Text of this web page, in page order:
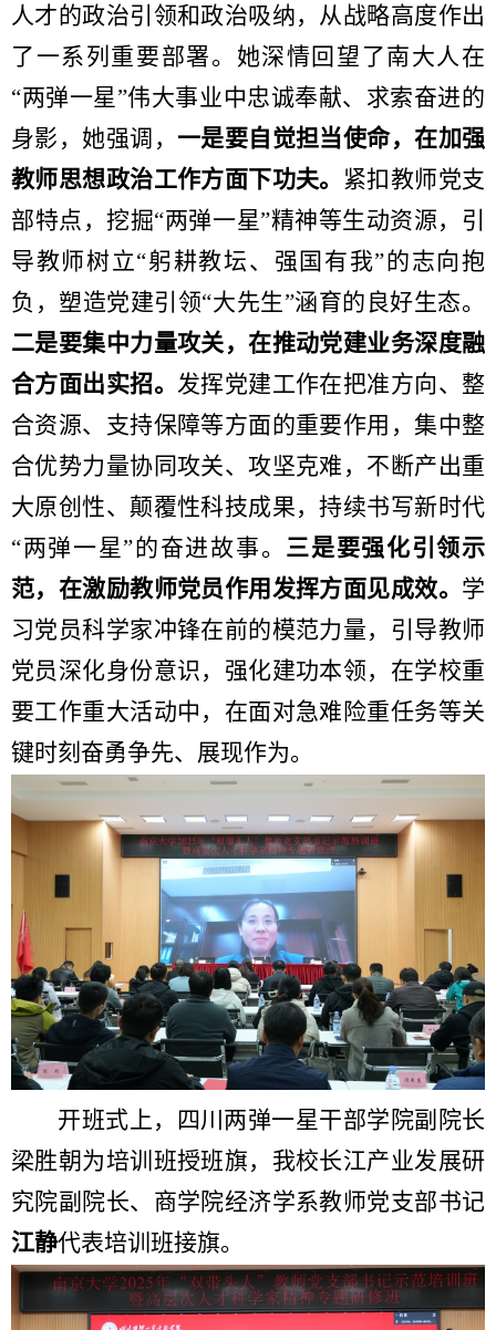
人才的政治引领和政治吸纳，从战略高度作出
了一系列重要部署。她深情回望了南大人在
“两弹一星”伟大事业中忠诚奉献、求索奋进的
身影，她强调， 一是要自觉担当使命，在加强
教师思想政治工作方面下功夫。 紧扣教师党支
部特点，挖掘“两弹一星”精神等生动资源，引
导教师树立“躬耕教坛、强国有我”的志向抱
负，塑造党建引领“大先生”涵育的良好生态。
二是要集中力量攻关，在推动党建业务深度融
合方面出实招。 发挥党建工作在把准方向、整
合资源、支持保障等方面的重要作用，集中整
合优势力量协同攻关、攻坚克难，不断产出重
大原创性、颠覆性科技成果，持续书写新时代
“两弹一星”的奋进故事。 三是要强化引领示
范，在激励教师党员作用发挥方面见成效。 学
习党员科学家冲锋在前的模范力量，引导教师
党员深化身份意识，强化建功本领，在学校重
要工作重大活动中，在面对急难险重任务等关
键时刻奋勇争先、展现作为。
开班式上，四川两弹一星干部学院副院长
梁胜朝为培训班授班旗，我校长江产业发展研
究院副院长、商学院经济学系教师党支部书记
江静代表培训班接旗。